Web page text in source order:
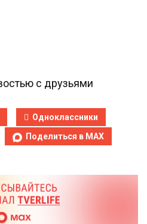
с друзьями
Одноклассники
Поделиться в MAX